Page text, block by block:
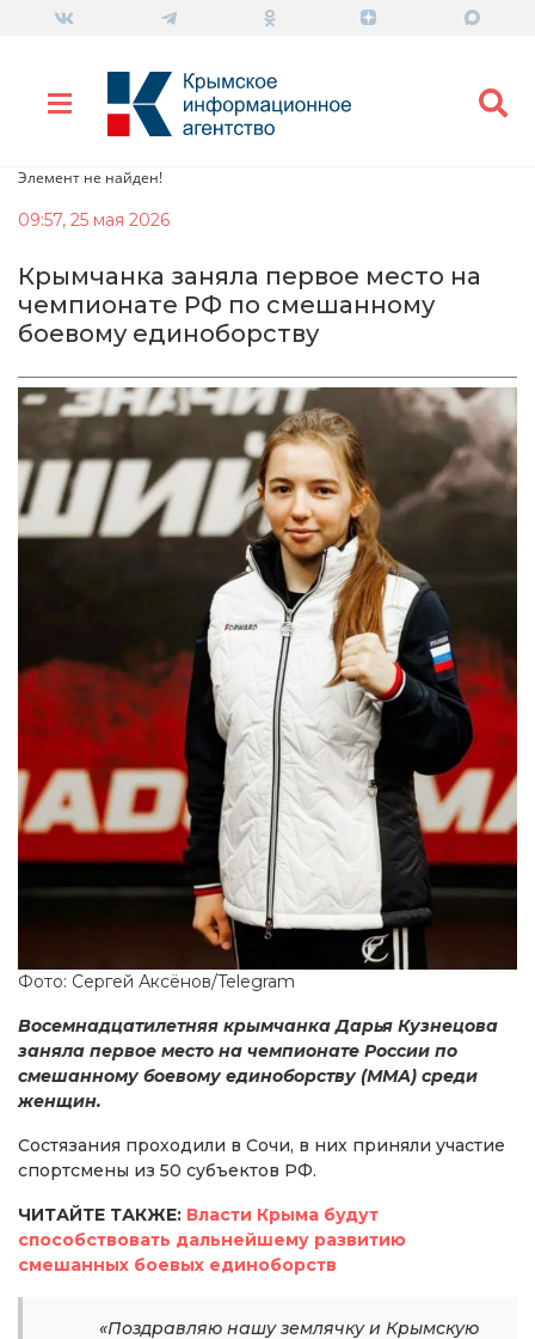
Элемент не найден!
09:57, 25 мая 2026
Крымчанка заняла первое место на
чемпионате РФ по смешанному
боевому единоборству
Фото: Сергей Аксёнов/Telegram
Восемнадцатилетняя крымчанка Дарья Кузнецова
заняла первое место на чемпионате России по
смешанному боевому единоборству (ММА) среди
женщин.
Состязания проходили в Сочи, в них приняли участие
спортсмены из 50 субъектов РФ.
ЧИТАЙТЕ ТАКЖЕ: Власти Крыма будут
способствовать дальнейшему развитию
смешанных боевых единоборств
«Поздравляю нашу землячку и Крымскую